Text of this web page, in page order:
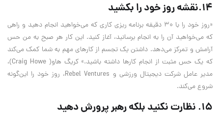
۱۴.نقشه روز خود را بکشید
«روز خود را با ۳۰ دقیقه برنامه ریزی کاری که می‌خواهید انجام دهید و راهی
که می‌خواهید آن را به انجام برسانید، آغاز کنید. این کار هر صبح به من حس
آرامش و تمرکز می‌دهد. داشتن یک تجسم از کار‌های مهم به شما کمک می‌کند
که یک حس مثبت از انجام کار‌ها داشته باشید.» کریگ هاو( Craig Howe)،
مدیر عامل شرکت دیجیتال ورزشی و Rebel Ventures، روز خود را این‌گونه
شروع می‌کند.
۱۵. نظارت نکنید بلکه رهبر پرورش دهید